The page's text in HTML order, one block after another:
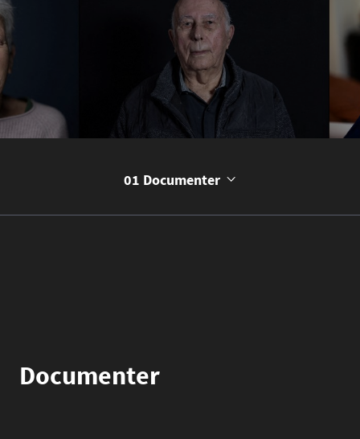
Découvrir
01 Documenter
Documenter